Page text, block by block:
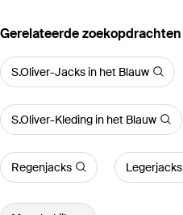
Gerelateerde zoekopdrachten
S.Oliver-Jacks in het Blauw
S.Oliver-Kleding in het Blauw
Regenjacks Legerjacks